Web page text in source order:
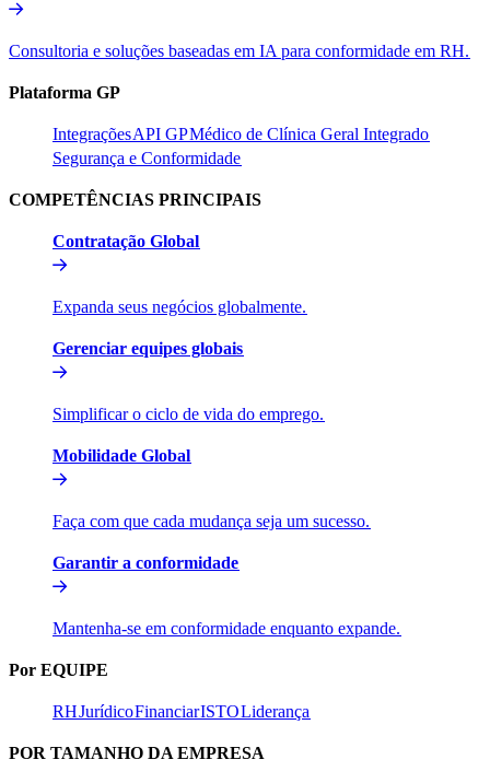
Consultoria e soluções baseadas em IA para conformidade em RH.​​
Plataforma GP​​
Integrações​​API GP​​Médico de Clínica Geral Integrado​​
Segurança e Conformidade​​
COMPETÊNCIAS PRINCIPAIS​​
Contratação Global​​
Expanda seus negócios globalmente.​​
Gerenciar equipes globais​​
Simplificar o ciclo de vida do emprego.​​
Mobilidade Global​​
Faça com que cada mudança seja um sucesso.​​
Garantir a conformidade​​
Mantenha-se em conformidade enquanto expande.​​
Por EQUIPE​​
RH​​Jurídico​​Financiar​​ISTO​​Liderança​​
POR TAMANHO DA EMPRESA​​